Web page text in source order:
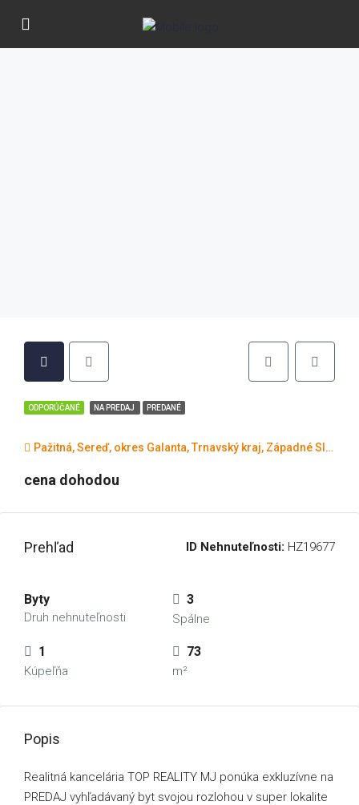
ODPORÚČANÉ NA PREDAJ PREDANÉ
Pažitná, Sereď, okres Galanta, Trnavský kraj, Západné Slovensko, 926 01, Slovensko
cena dohodou
Prehľad ID Nehnuteľnosti: HZ19677
Byty
Druh nehnuteľnosti
3
Spálne
1
Kúpeľňa
73
m²
Popis
Realitná kancelária TOP REALITY MJ ponúka exkluzívne na
PREDAJ vyhľadávaný byt svojou rozlohou v super lokalite